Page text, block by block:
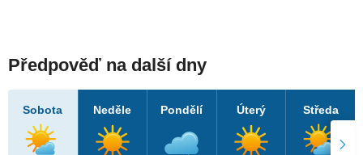
Předpověď na další dny
Sobota Neděle Pondělí Úterý Středa